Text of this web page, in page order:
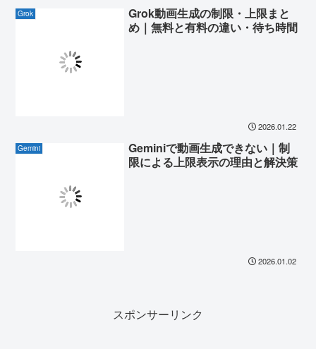
Grok
Grok動画生成の制限・上限まと
め｜無料と有料の違い・待ち時間
2026.01.22
Gemini
Geminiで動画生成できない｜制
限による上限表示の理由と解決策
2026.01.02
スポンサーリンク